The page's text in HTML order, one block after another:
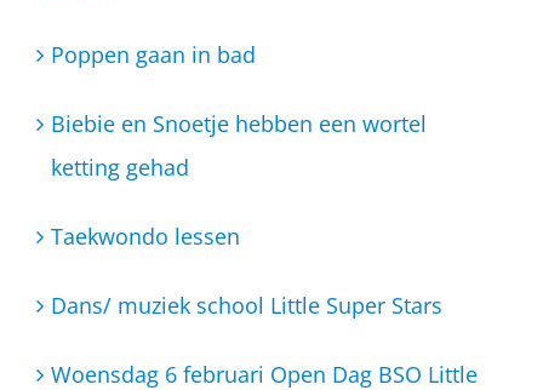
Poppen gaan in bad
Biebie en Snoetje hebben een wortel
ketting gehad
Taekwondo lessen
Dans/ muziek school Little Super Stars
Woensdag 6 februari Open Dag BSO Little